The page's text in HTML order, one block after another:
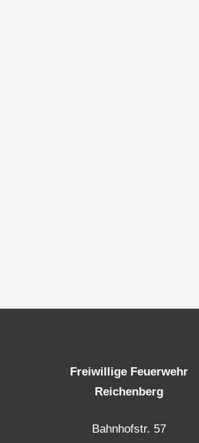
Freiwillige Feuerwehr
Reichenberg
Bahnhofstr. 57